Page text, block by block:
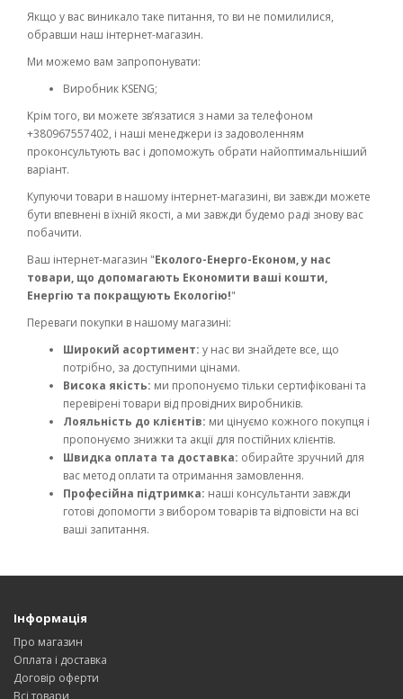
Якщо у вас виникало таке питання, то ви не помилилися,
обравши наш інтернет-магазин.
Ми можемо вам запропонувати:
Виробник KSENG;
Крім того, ви можете зв’язатися з нами за телефоном
+380967557402, і наші менеджери із задоволенням
проконсультують вас і допоможуть обрати найоптимальніший
варіант.
Купуючи товари в нашому інтернет-магазині, ви завжди можете
бути впевнені в їхній якості, а ми завжди будемо раді знову вас
побачити.
Ваш інтернет-магазин "Еколого-Енерго-Економ, у нас
товари, що допомагають Економити ваші кошти,
Енергію та покращують Екологію!"
Переваги покупки в нашому магазині:
Широкий асортимент: у нас ви знайдете все, що
потрібно, за доступними цінами.
Висока якість: ми пропонуємо тільки сертифіковані та
перевірені товари від провідних виробників.
Лояльність до клієнтів: ми цінуємо кожного покупця і
пропонуємо знижки та акції для постійних клієнтів.
Швидка оплата та доставка: обирайте зручний для
вас метод оплати та отримання замовлення.
Професійна підтримка: наші консультанти завжди
готові допомогти з вибором товарів та відповісти на всі
ваші запитання.
Інформація
Про магазин
Оплата і доставка
Договір оферти
Всі товари